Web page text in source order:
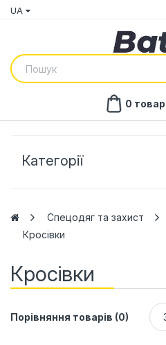
UA
0
Категорії
Спецодяг та захист
Кросівки
Кросівки
Порівняння товарів (0)